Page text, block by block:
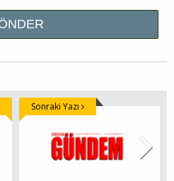
Sonraki Yazı